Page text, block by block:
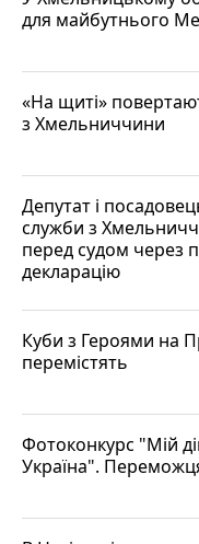
для майбутнього
«На щиті»
з Хмельниччини
Депутат і
служби з
перед судом через
декларацію
Куби з Героями на
перемістять
Фотоконкурс "Мій
Україна".